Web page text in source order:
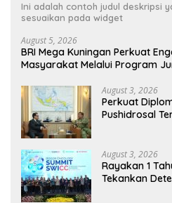
Ini adalah contoh judul deskripsi
sesuaikan pada widget
August 5, 2026
BRI Mega Kuningan Perkuat
Masyarakat Melalui Program
August 3, 2026
Perkuat
Pushidrosal
August 3, 2026
Rayakan 1
Tekankan